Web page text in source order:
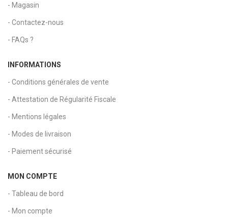
- Magasin
- Contactez-nous
- FAQs ?
INFORMATIONS
- Conditions générales de vente
- Attestation de Régularité Fiscale
- Mentions légales
- Modes de livraison
- Paiement sécurisé
MON COMPTE
- Tableau de bord
- Mon compte